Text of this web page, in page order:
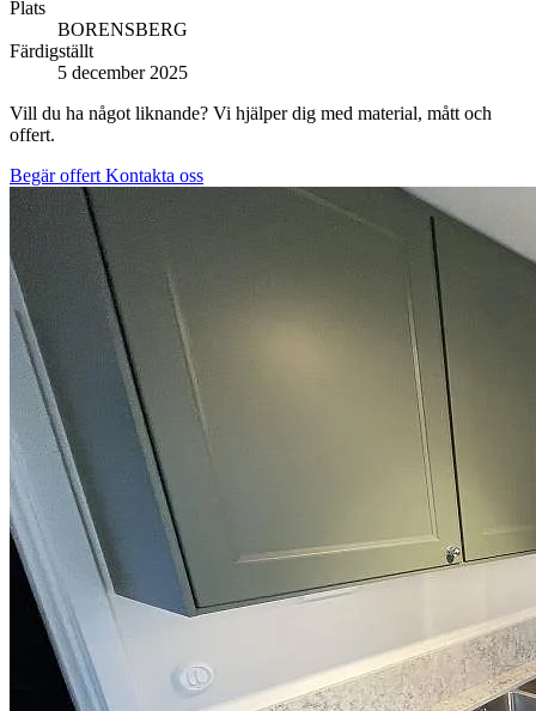
Plats
BORENSBERG
Färdigställt
5 december 2025
Vill du ha något liknande? Vi hjälper dig med material, mått och
offert.
Begär offert Kontakta oss